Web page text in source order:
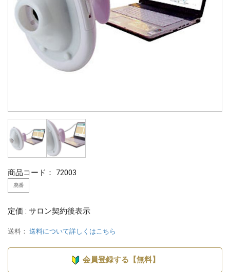
商品コード： 72003
廃番
定価 : サロン契約後表示
送料： 送料について詳しくはこちら
会員登録する【無料】